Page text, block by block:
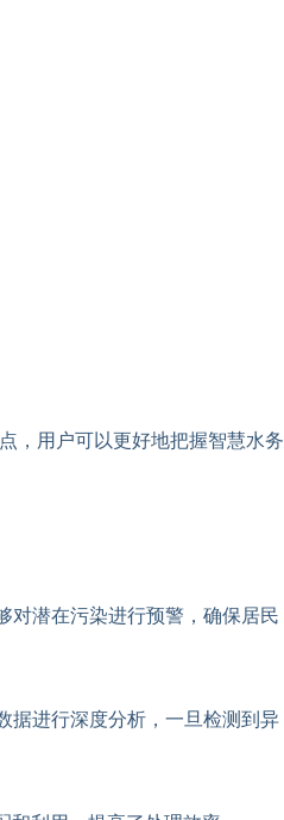
，用户可以更好地把握智慧水务
对潜在污染进行预警，确保居民
据进行深度分析，一旦检测到异